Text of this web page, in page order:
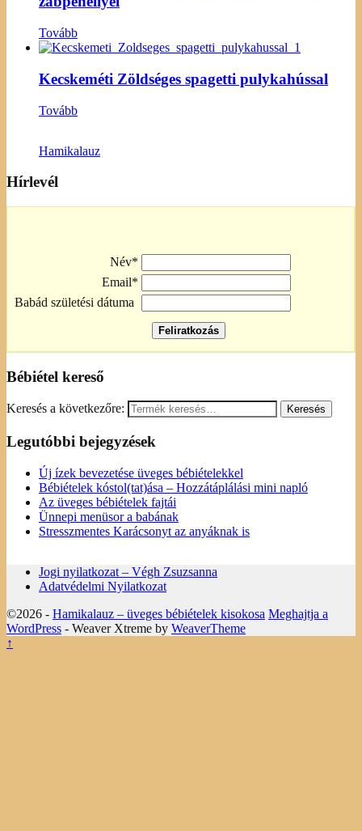
Tovább
Kecskeméti Zöldséges spagetti pulykahússal
Tovább
Hamikalauz
Hírlevél
Név*
Email*
Babád születési dátuma
Bébiétel kereső
Keresés a következőre:
Legutóbbi bejegyzések
Új ízek bevezetése üveges bébiételekkel
Bébiételek kóstol(tat)ása – Hozzátáplálási mini napló
Az üveges bébiételek fajtái
Ünnepi menüsor a babának
Stresszmentes Karácsonyt az anyáknak is
Jogi nyilatkozat – Végh Zsuzsanna
Adatvédelmi Nyilatkozat
©2026 - Hamikalauz – üveges bébiételek kisokosa Meghajtja a
WordPress - Weaver Xtreme by WeaverTheme
↑